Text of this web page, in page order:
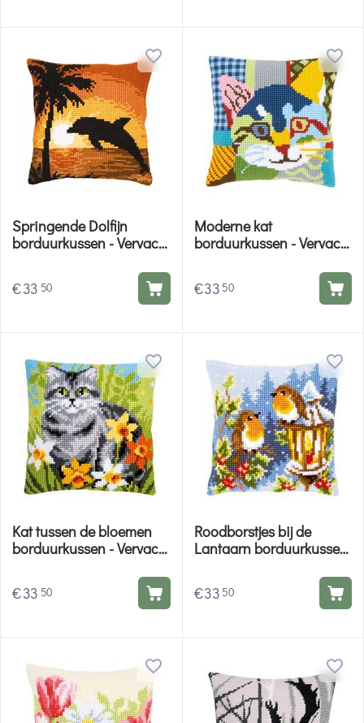
Springende Dolfijn
borduurkussen - Vervaco
€33 50
Moderne kat
borduurkussen - Vervaco
€33 50
Kat tussen de bloemen
borduurkussen - Vervaco
€33 50
Roodborstjes bij de
Lantaarn borduurkussen
€33 50